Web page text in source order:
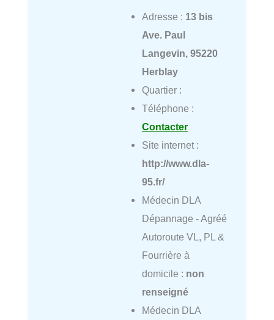
Adresse : 13 bis
Ave. Paul
Langevin, 95220
Herblay
Quartier :
Téléphone :
Contacter
Site internet :
http://www.dla-
95.fr/
Médecin DLA
Dépannage - Agréé
Autoroute VL, PL &
Fourrière à
domicile : non
renseigné
Médecin DLA